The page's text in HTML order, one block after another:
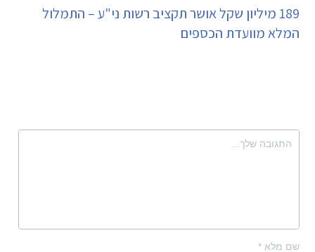
189 מיליון שקל אושר תקציב רשות ני"ע – התמלול
המלא מוועדת הכספים
שם מלא *